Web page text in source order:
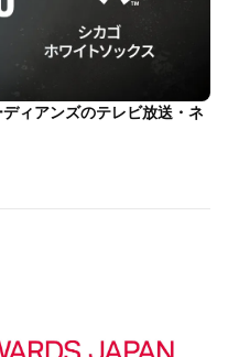
ィアンズのテレビ放送・ネ